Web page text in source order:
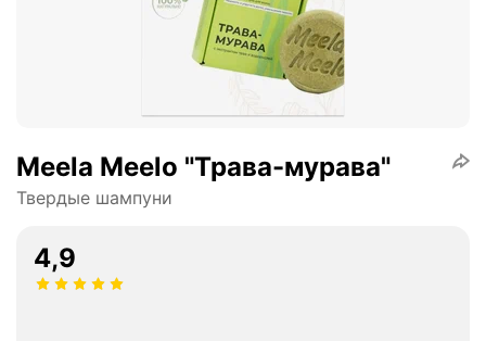
Meela Meelo "Трава-мурава"
Твердые шампуни
4,9